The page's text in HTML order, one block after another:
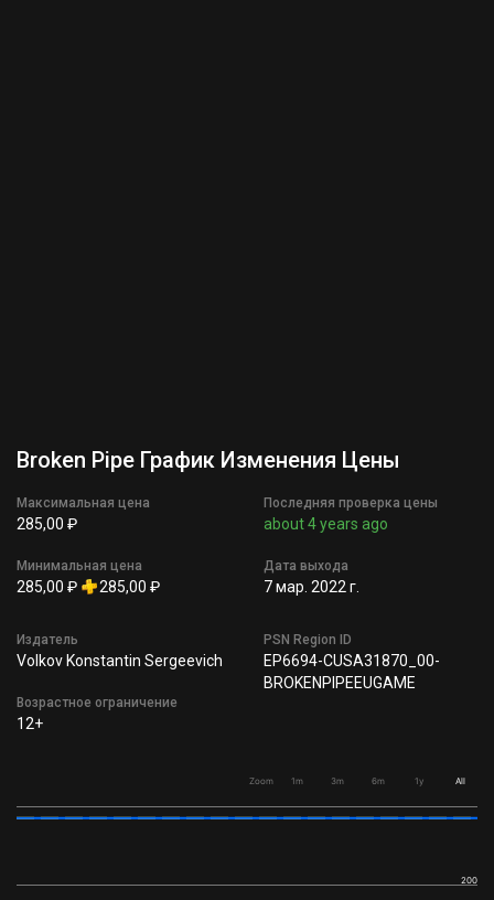
Broken Pipe График Изменения Цены
Максимальная цена
285,00 ₽
Минимальная цена
285,00 ₽ 285,00 ₽
Последняя проверка цены
about 4 years ago
Дата выхода
7 мар. 2022 г.
Издатель
Volkov Konstantin Sergeevich
Возрастное ограничение
12+
PSN Region ID
EP6694-CUSA31870_00-
BROKENPIPEEUGAME
Zoom 1m 3m 6m 1y All
200